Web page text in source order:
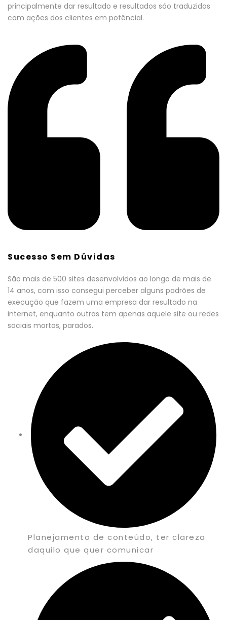
principalmente dar resultado e resultados são traduzidos
com ações dos clientes em potêncial.
Sucesso Sem Dúvidas
São mais de 500 sites desenvolvidos ao longo de mais de
14 anos, com isso consegui perceber alguns padrões de
execução que fazem uma empresa dar resultado na
internet, enquanto outras tem apenas aquele site ou redes
sociais mortos, parados.
Planejamento de conteúdo, ter clareza
daquilo que quer comunicar